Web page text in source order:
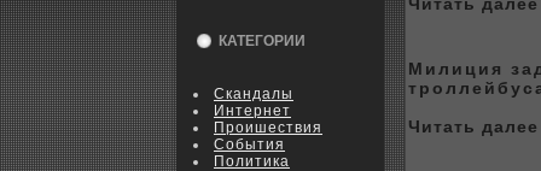
КАТЕГОРИИ
Скандалы
Интернет
Пpoишествия
События
Политика
Милиция
Читать